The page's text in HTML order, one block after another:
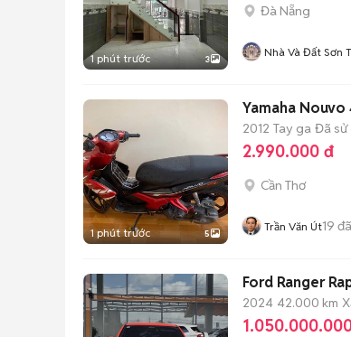
1 phút trước 3
Đà Nẵng
Nhà Và Đất Sơn
1 phút trước 5
Yamaha Nouvo
2012 Tay ga Đã sử
2.990.000 đ
Cần Thơ
Trần Văn Út19
Ford Ranger
2024 42.000 km